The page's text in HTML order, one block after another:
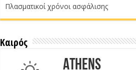
Πλασματικοί χρόνοι ασφάλισης
Καιρός
Athens